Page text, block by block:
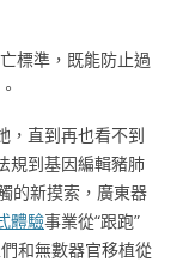
標準，既能防止過
，直到再也看不到
規到基因編輯豬肺
的新摸索，廣東器
體驗事業從“跟跑”
和無數器官移植從